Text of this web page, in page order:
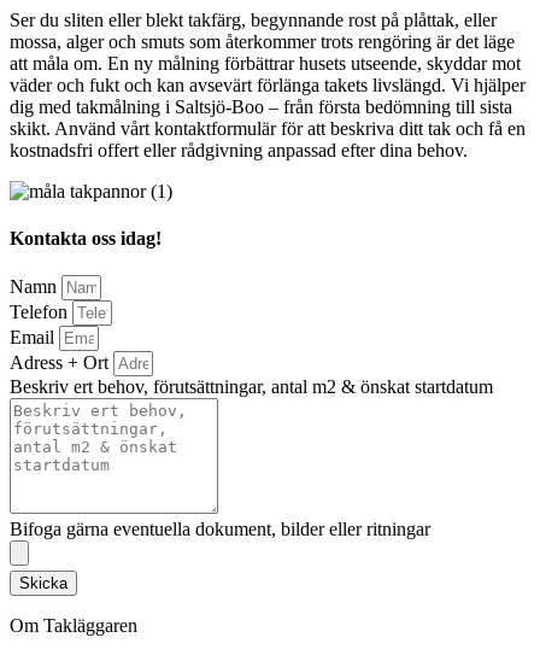
Ser du sliten eller blekt takfärg, begynnande rost på plåttak, eller
mossa, alger och smuts som återkommer trots rengöring är det läge
att måla om. En ny målning förbättrar husets utseende, skyddar mot
väder och fukt och kan avsevärt förlänga takets livslängd. Vi hjälper
dig med takmålning i Saltsjö-Boo – från första bedömning till sista
skikt. Använd vårt kontaktformulär för att beskriva ditt tak och få en
kostnadsfri offert eller rådgivning anpassad efter dina behov.
Kontakta oss idag!
Namn
Telefon
Email
Adress + Ort
Beskriv ert behov, förutsättningar, antal m2 & önskat startdatum
Bifoga gärna eventuella dokument, bilder eller ritningar
Skicka
Om Takläggaren